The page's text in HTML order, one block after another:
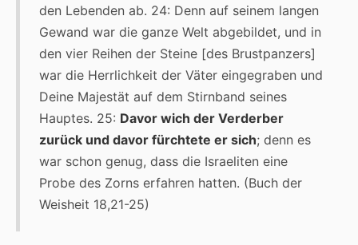
den Lebenden ab. 24: Denn auf seinem langen
Gewand war die ganze Welt abgebildet, und in
den vier Reihen der Steine [des Brustpanzers]
war die Herrlichkeit der Väter eingegraben und
Deine Majestät auf dem Stirnband seines
Hauptes. 25: Davor wich der Verderber
zurück und davor fürchtete er sich; denn es
war schon genug, dass die Israeliten eine
Probe des Zorns erfahren hatten. (Buch der
Weisheit 18,21-25)